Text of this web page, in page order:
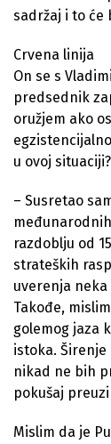
sadržaj i to će
Crvena linija
On se s
predsednik
oružjem ako
u ovoj situaciji?
– Susretao
razdoblju od
strateških
uverenja
Takođe,
golemog jaza
istoka. Širenje
nikad ne bih
pokušaj
Mislim da je